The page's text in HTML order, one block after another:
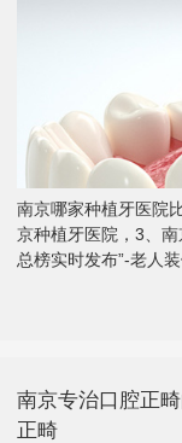
南京哪家种植牙医院
京种植牙医院，3、
总榜实时发布”-老人
南京专治口腔正
正畸